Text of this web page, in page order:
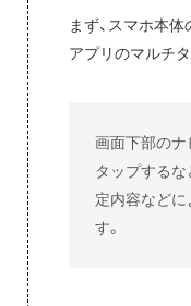
まず、スマホ本
アプリのマルチ
画面下部の
タップするな
定内容など
す。